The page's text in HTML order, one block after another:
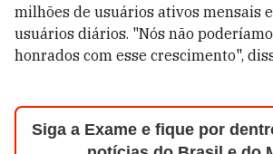
milhões de usuários ativos mensais
usuários diários. "Nós não
honrados com esse crescimento",
Siga a Exame e fique por